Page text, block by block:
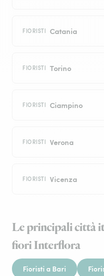
FIORISTI Catania
FIORISTI Torino
FIORISTI Ciampino
FIORISTI Verona
FIORISTI Vicenza
Le principali città
fiori Interflora
Fioristi a Bari